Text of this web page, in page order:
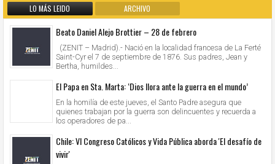
LO MÁS LEIDO ARCHIVO
Beato Daniel Alejo Brottier – 28 de febrero
(ZENIT – Madrid).- Nació en la localidad francesa de La Ferté
Saint-Cyr el 7 de septiembre de 1876. Sus padres, Jean y
Bertha, humildes...
El Papa en Sta. Marta: ‘Dios llora ante la guerra en el mundo’
En la homilía de este jueves, el Santo Padre asegura que
quienes trabajan por la guerra son delincuentes y recuerda a
los operadores de pa...
Chile: VI Congreso Católicos y Vida Pública aborda 'El desafío de
vivir'